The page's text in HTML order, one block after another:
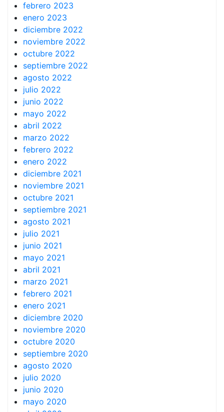
febrero 2023
enero 2023
diciembre 2022
noviembre 2022
octubre 2022
septiembre 2022
agosto 2022
julio 2022
junio 2022
mayo 2022
abril 2022
marzo 2022
febrero 2022
enero 2022
diciembre 2021
noviembre 2021
octubre 2021
septiembre 2021
agosto 2021
julio 2021
junio 2021
mayo 2021
abril 2021
marzo 2021
febrero 2021
enero 2021
diciembre 2020
noviembre 2020
octubre 2020
septiembre 2020
agosto 2020
julio 2020
junio 2020
mayo 2020